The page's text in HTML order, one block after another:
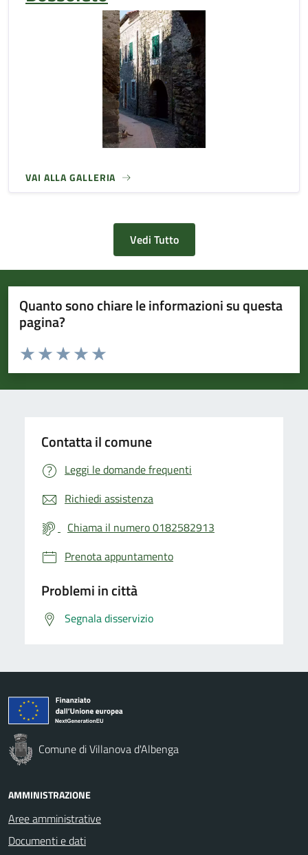
VAI ALLA GALLERIA
Vedi Tutto
Quanto sono chiare le informazioni su questa
pagina?
Valuta da 1 a 5 stelle la pagina
Valuta 5 stelle su 5
Valuta 4 stelle su 5
Valuta 3 stelle su 5
Valuta 2 stelle su 5
Valuta 1 stelle su 5
Contatta il comune
Leggi le domande frequenti
Richiedi assistenza
Chiama il numero 0182582913
Prenota appuntamento
Problemi in città
Segnala disservizio
Comune di Villanova d'Albenga
AMMINISTRAZIONE
Aree amministrative
Documenti e dati